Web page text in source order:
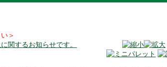
＞
関するお知らせです。